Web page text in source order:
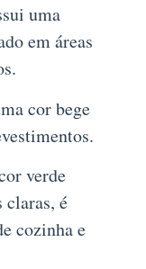
uma
em áreas
cor bege
verde
claras, é
cozinha e